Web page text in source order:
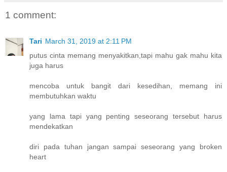
1 comment:
Tari March 31, 2019 at 2:11 PM
putus cinta memang menyakitkan,tapi mahu gak mahu kita
juga harus
mencoba untuk bangit dari kesedihan, memang ini
membutuhkan waktu
yang lama tapi yang penting seseorang tersebut harus
mendekatkan
diri pada tuhan jangan sampai seseorang yang broken
heart